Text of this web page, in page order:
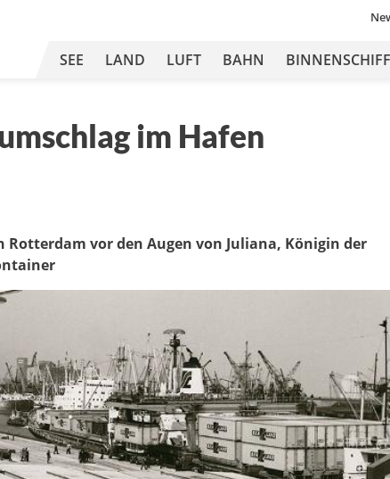
SEE LAND LUFT BAHN BINNENSCHIFF
im Hafen
Rotterdam vor den Augen von Juliana, Königin der